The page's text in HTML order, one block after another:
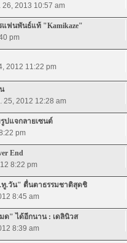
26, 2013 10:57 am
แฟนพันธ์แท้ "Kamikaze"
pm
2012 11:22 pm
25, 2012 12:28 am
ปแจกลายเซนต์
pm
End
8:22 pm
.วัน" ตื่นตาธรรมชาติสุดชิ
8:45 am
ด" ได้อีกนาน : เดลินิวส
8:39 am